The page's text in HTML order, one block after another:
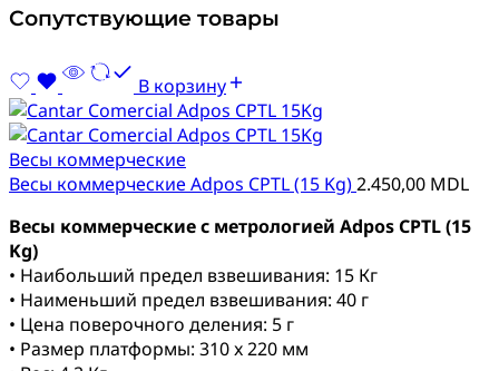
Сопутствующие товары
В корзину
Весы коммерческие
Весы коммерческие Adpos CPTL (15 Kg)2.450,00 MDL
Весы коммерческие с метрологией Adpos CPTL (15
Kg)
• Наибольший предел взвешивания: 15 Кг
• Наименьший предел взвешивания: 40 г
• Цена поверочного деления: 5 г
• Размер платформы: 310 x 220 мм